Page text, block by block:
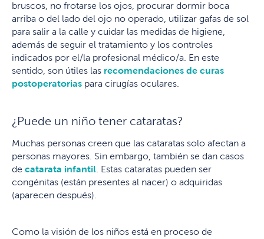
bruscos, no frotarse los ojos, procurar dormir boca
arriba o del lado del ojo no operado, utilizar gafas de sol
para salir a la calle y cuidar las medidas de higiene,
además de seguir el tratamiento y los controles
indicados por el/la profesional médico/a. En este
sentido, son útiles las recomendaciones de curas
postoperatorias para cirugías oculares.
¿Puede un niño tener cataratas?
Muchas personas creen que las cataratas solo afectan a
personas mayores. Sin embargo, también se dan casos
de catarata infantil . Estas cataratas pueden ser
congénitas (están presentes al nacer) o adquiridas
(aparecen después).
Como la visión de los niños está en proceso de